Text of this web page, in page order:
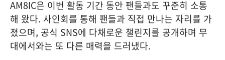
AM8IC은 이번 활동 기간 동안 팬들과도 꾸준히 소통
해 왔다. 사인회를 통해 팬들과 직접 만나는 자리를 가
졌으며, 공식 SNS에 다채로운 챌린지를 공개하며 무
대에서와는 또 다른 매력을 드러냈다.